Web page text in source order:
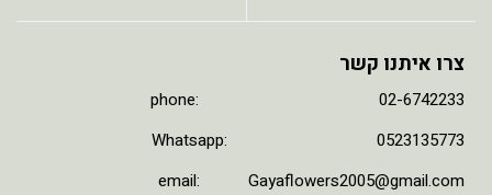
צרו איתנו קשר
phone: 02-6742233
Whatsapp: 0523135773
email: Gayaflowers2005@gmail.com